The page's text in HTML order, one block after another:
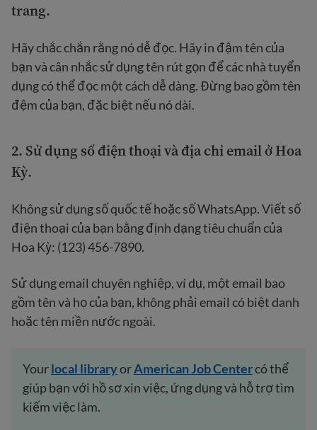
trang.
Hãy chắc chắn rằng nó dễ đọc. Hãy in đậm tên của
bạn và cân nhắc sử dụng tên rút gọn để các nhà tuyển
dụng có thể đọc một cách dễ dàng. Đừng bao gồm tên
đệm của bạn, đặc biệt nếu nó dài.
2.Sử dụng số điện thoại và địa chỉ email ở Hoa
Kỳ.
Không sử dụng số quốc tế hoặc số WhatsApp. Viết số
điện thoại của bạn bằng định dạng tiêu chuẩn của
Hoa Kỳ: (123) 456-7890.
Sử dụng email chuyên nghiệp, ví dụ, một email bao
gồm tên và họ của bạn, không phải email có biệt danh
hoặc tên miền nước ngoài.
Yourlocal libraryorAmerican Job Centercó thể
giúp bạn với hồ sơ xin việc, ứng dụng và hỗ trợ tìm
kiếm việc làm.